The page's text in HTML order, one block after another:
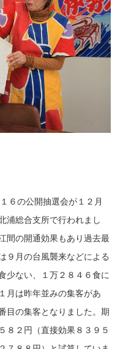
６の公開抽選会が１２月
浦総合支所で行われまし
間の開通効果もあり過去最
９月の台風襲来などによる
少ない、１万２８４６食に
月は昨年並みの集客があ
目の集客となりました。期
８２円（直接効果８３９５